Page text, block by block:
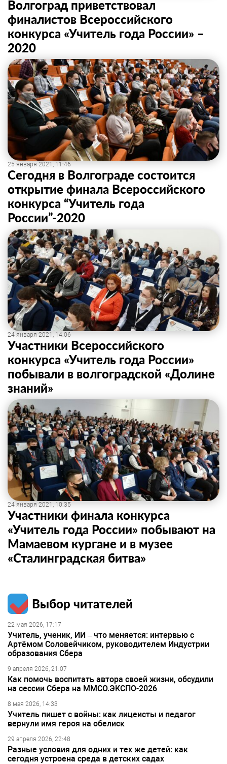
Волгоград приветствовал
финалистов Всероссийского
конкурса «Учитель года России» –
2020
25 января 2021, 11:46
Сегодня в Волгограде состоится
открытие финала Всероссийского
конкурса “Учитель года
России”-2020
24 января 2021, 14:06
Участники Всероссийского
конкурса «Учитель года России»
побывали в волгоградской «Долине
знаний»
24 января 2021, 10:35
Участники финала конкурса
«Учитель года России» побывают на
Мамаевом кургане и в музее
«Сталинградская битва»
Выбор читателей
22 мая 2026, 17:17
Учитель, ученик, ИИ – что меняется: интервью с
Артёмом Соловейчиком, руководителем Индустрии
образования Сбера
9 апреля 2026, 21:07
Как помочь воспитать автора своей жизни, обсудили
на сессии Сбера на ММСО.ЭКСПО-2026
8 мая 2026, 14:33
Учитель пишет с войны: как лицеисты и педагог
вернули имя героя на обелиск
29 апреля 2026, 22:48
Разные условия для одних и тех же детей: как
сегодня устроена среда в детских садах